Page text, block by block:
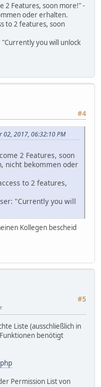
2 Features, soon more!" -
oder erhalten.
to 2 features, soon
you will unlock
#4
02, 2017, 06:32:10 PM
2 Features, soon
nicht bekommen oder
to 2 features,
"Currently you will
Kollegen bescheid
#5
Liste (ausschließlich in
benötigt
Permission List von